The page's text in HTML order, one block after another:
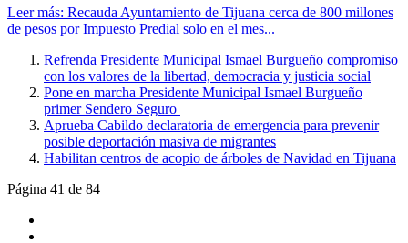
Leer más: Recauda Ayuntamiento de Tijuana cerca de 800 millones
de pesos por Impuesto Predial solo en el mes...
Refrenda Presidente Municipal Ismael Burgueño compromiso
con los valores de la libertad, democracia y justicia social
Pone en marcha Presidente Municipal Ismael Burgueño
primer Sendero Seguro
Aprueba Cabildo declaratoria de emergencia para prevenir
posible deportación masiva de migrantes
Habilitan centros de acopio de árboles de Navidad en Tijuana
Página 41 de 84